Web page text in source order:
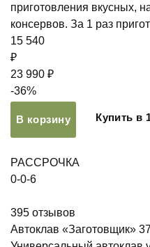
приготовления вкусных,
консервов. За 1 раз
15 540
₽
23 990 ₽
-36%
В корзину Купить в
РАССРОЧКА
0-0-6
395 отзывов
Автоклав «Заготовщик»